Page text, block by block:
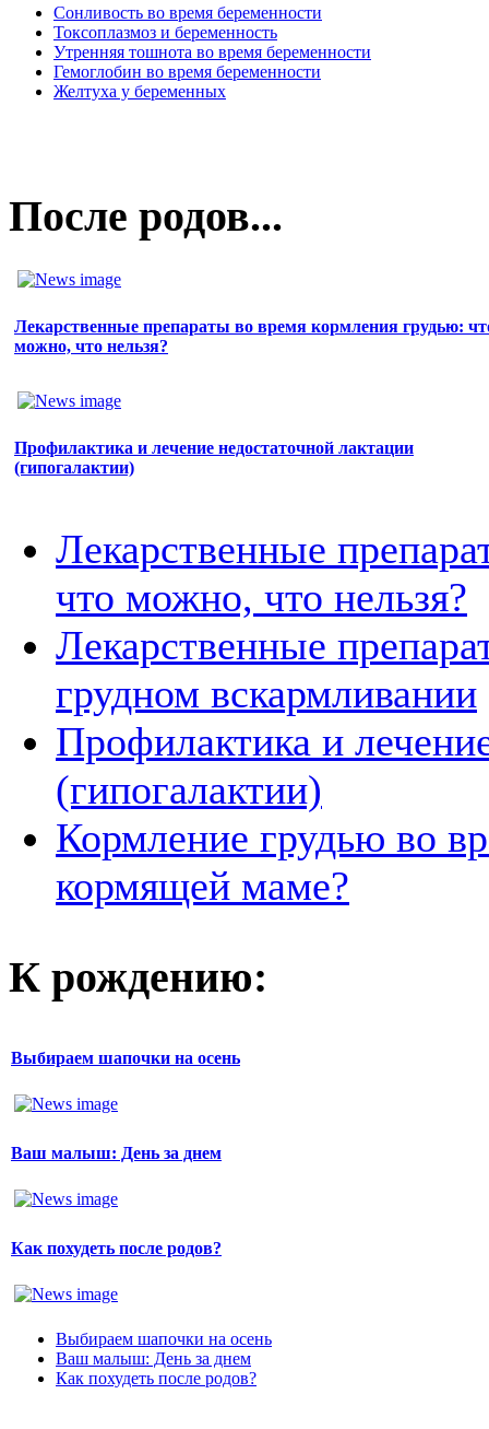
Сонливость во время беременности
Токсоплазмоз и беременность
Утренняя тошнота во время беременности
Гемоглобин во время беременности
Желтуха у беременных
После родов...
Лекарственные препараты во время кормления грудью:
можно, что нельзя?
Профилактика и лечение недостаточной лактации
(гипогалактии)
Лекарственные
что можно, что нельзя?
Лекарственные
грудном вскармливании
Профилактика и
(гипогалактии)
Кормление грудью во
кормящей маме?
К рождению:
Выбираем шапочки на осень
Ваш малыш: День за днем
Как похудеть после родов?
Выбираем шапочки на осень
Ваш малыш: День за днем
Как похудеть после родов?